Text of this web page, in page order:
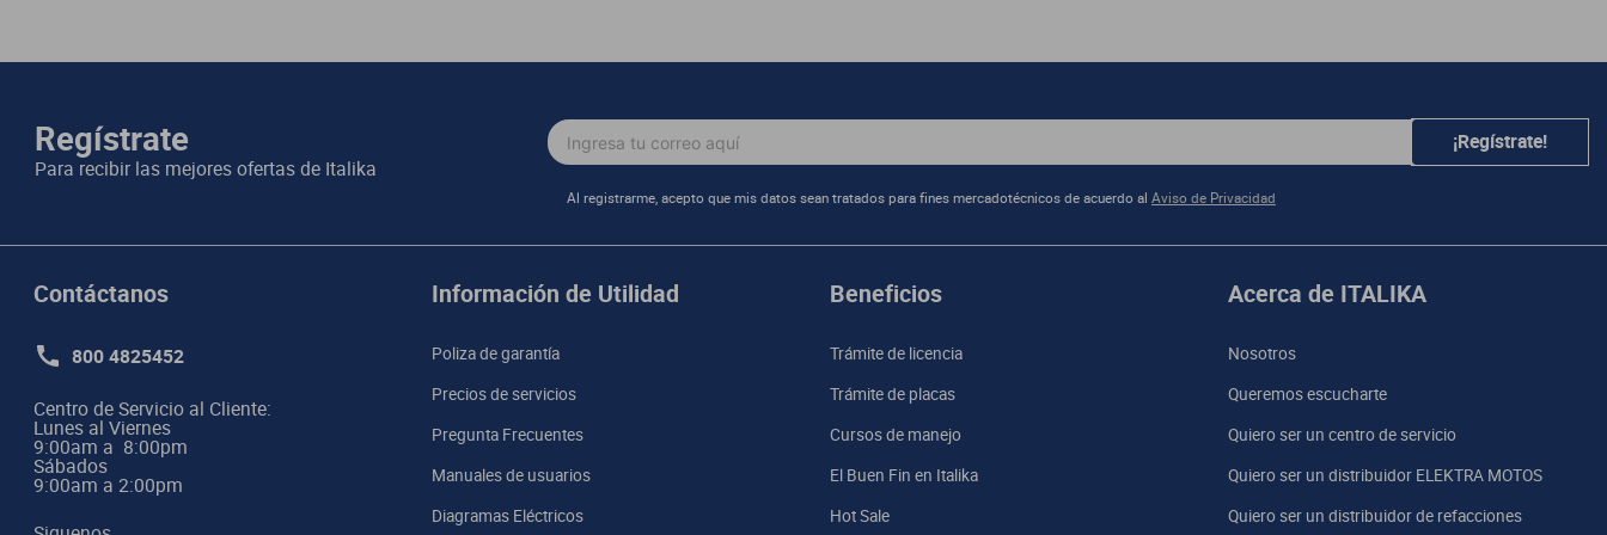
Adquiérelo con tu crédito y aprovecha nuestro envío a domicilio.
Memoria Interna
Redes
5G
Cámara Trasera
48 Mpx + 12 Mpx
Color
WI-FI
Sí
Cámara Frontal
12 Mpx
carga USB-C, e Instructivo
Regístrate
Para recibir las mejores ofertas de Italika
¡Regístrate!
Al registrarme, acepto que mis datos sean tratados para fines mercadotécnicos de acuerdo al Aviso de Privacidad
Contáctanos
800 4825452
Centro de Servicio al Cliente:
Lunes al Viernes
9:00am a  8:00pm
Sábados
9:00am a 2:00pm
Información de Utilidad
Poliza de garantía
Precios de servicios
Pregunta Frecuentes
Manuales de usuarios
Diagramas Eléctricos
Beneficios
Trámite de licencia
Trámite de placas
Cursos de manejo
El Buen Fin en Italika
Hot Sale
Acerca de ITALIKA
Nosotros
Queremos escucharte
Quiero ser un centro de servicio
Quiero ser un distribuidor ELEKTRA MOTOS
Quiero ser un distribuidor de refacciones